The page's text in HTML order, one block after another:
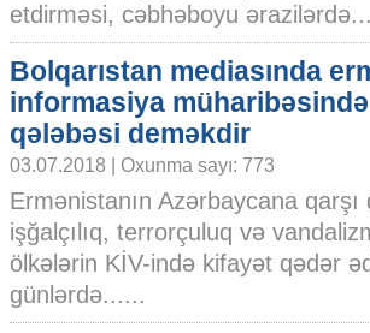
etdirməsi, cəbhəboyu
Bolqarıstan mediasında
informasiya
qələbəsi deməkdir
03.07.2018 | Oxunma sayı: 773
Ermənistanın Azərbaycana
işğalçılıq, terrorçuluq və
ölkələrin KİV-ində kifayət qədər
günlərdə......